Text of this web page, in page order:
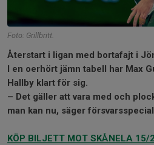
Foto: Grillbritt.
Återstart i ligan med bortafajt i
I en oerhört jämn tabell har Max
Hallby klart för sig.
– Det gäller att vara med och
man kan nu, säger
KÖP BILJETT MOT SKÅNELA 15/